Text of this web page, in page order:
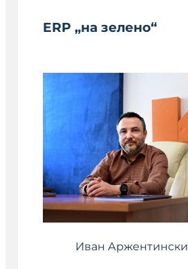
ERP „на зелено“
Иван Аржентински